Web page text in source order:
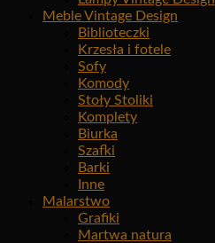
Meble Vintage Design
Biblioteczki
Krzesła i fotele
Sofy
Komody
Stoły Stoliki
Komplety
Biurka
Szafki
Barki
Inne
Malarstwo
Grafiki
Martwa natura